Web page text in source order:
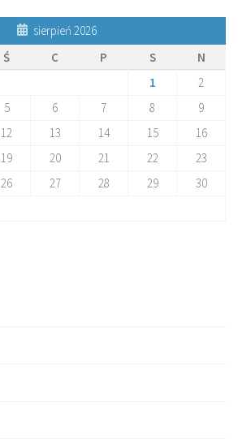
sierpień 2026
Ś C P S
N
1
2
5 6 7 8
9
12 13 14 15
16
19 20 21 22
23
26 27 28 29
30